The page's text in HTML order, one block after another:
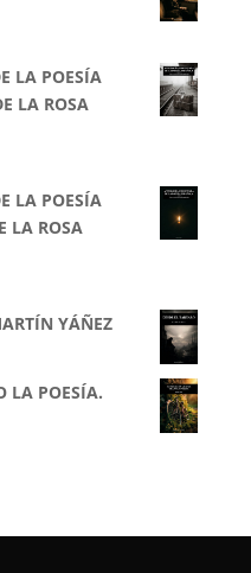
LA POESÍA
LA ROSA
LA POESÍA
LA ROSA
YÁÑEZ
LA POESÍA.